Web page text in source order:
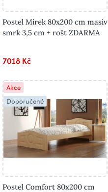
Postel Mirek 80x200 cm masiv
smrk 3,5 cm + rošt ZDARMA
7018 Kč
Akce
Doporučené
Postel Comfort 80x200 cm